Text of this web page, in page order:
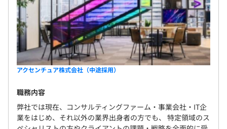
アクセンチュア株式会社（中途採用）
職務内容
弊社では現在、コンサルティングファーム・事業会社・IT企
業をはじめ、それ以外の業界出身者の方でも、 特定領域のス